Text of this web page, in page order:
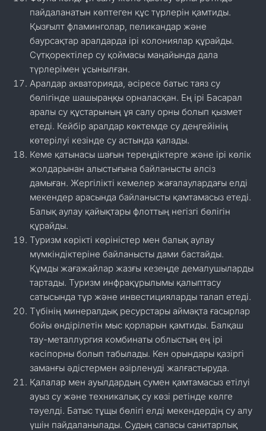
пайдаланатын көптеген құс түрлерін қамтиды.
Қызғылт фламинголар, пеликандар және
баурсақтар аралдарда ірі колониялар құрайды.
Сүтқоректілер су қоймасы маңайында дала
түрлерімен ұсынылған.
Аралдар акваторияда, әсіресе батыс таяз су
бөлігінде шашыраңқы орналасқан. Ең ірі Басарал
аралы су құстарының ұя салу орны болып қызмет
етеді. Кейбір аралдар көктемде су деңгейінің
көтерілуі кезінде су астында қалады.
Кеме қатынасы шағын тереңдіктерге және ірі көлік
жолдарынан алыстығына байланысты әлсіз
дамыған. Жергілікті кемелер жағалаулардағы елді
мекендер арасында байланысты қамтамасыз етеді.
Балық аулау қайықтары флоттың негізгі бөлігін
құрайды.
Туризм көрікті көріністер мен балық аулау
мүмкіндіктеріне байланысты дами бастайды.
Құмды жағажайлар жазғы кезеңде демалушыларды
тартады. Туризм инфрақұрылымы қалыптасу
сатысында тұр және инвестицияларды талап етеді.
Түбінің минералдық ресурстары аймақта ғасырлар
бойы өндірілетін мыс қорларын қамтиды. Балқаш
тау-металлургия комбинаты облыстың ең ірі
кәсіпорны болып табылады. Кен орындары қазіргі
заманғы әдістермен әзірленуді жалғастыруда.
Қалалар мен ауылдардың сумен қамтамасыз етілуі
ауыз су және техникалық су көзі ретінде көлге
тәуелді. Батыс тұщы бөлігі елді мекендердің су алу
үшін пайдаланылады. Судың сапасы санитарлық